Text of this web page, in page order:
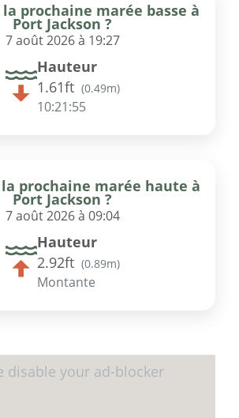
prochaine marée basse à
Port Jackson ?
7 août 2026 à 19:27
Hauteur
1.61ft (0.49m)
10:21:55
prochaine marée haute à
Port Jackson ?
7 août 2026 à 09:04
Hauteur
2.92ft (0.89m)
Montante